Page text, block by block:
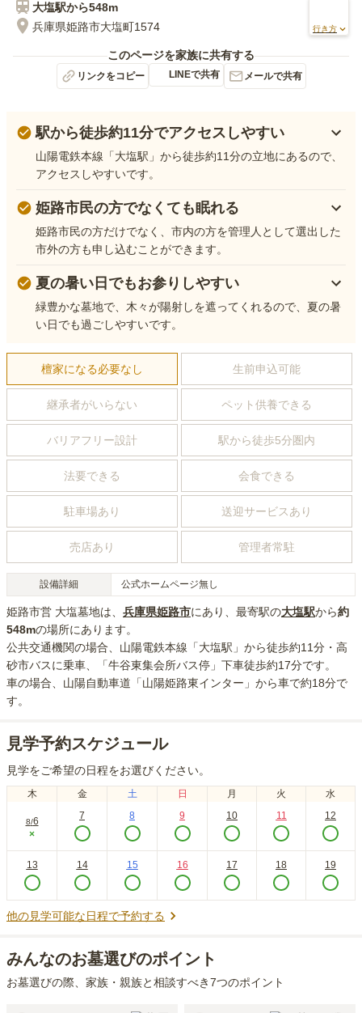
大塩駅から548m
兵庫県姫路市大塩町1574
行き方
このページを家族に共有する
リンクをコピー LINEで共有 メールで共有
駅から徒歩約11分でアクセスしやすい
山陽電鉄本線「大塩駅」から徒歩約11分の立地にあるので、
アクセスしやすいです。
姫路市民の方でなくても眠れる
姫路市民の方だけでなく、市内の方を管理人として選出した
市外の方も申し込むことができます。
夏の暑い日でもお参りしやすい
緑豊かな墓地で、木々が陽射しを遮ってくれるので、夏の暑
い日でも過ごしやすいです。
檀家になる必要なし 生前申込可能
継承者がいらない ペット供養できる
バリアフリー設計 駅から徒歩5分圏内
法要できる 会食できる
駐車場あり 送迎サービスあり
売店あり 管理者常駐
設備詳細 公式ホームページ無し
姫路市営 大塩墓地は、 兵庫県姫路市にあり 、最寄駅の大塩駅から約
548mの場所にあり ます。
公共交通機関の場合 、山陽電鉄本線「大塩駅」から徒歩約11分・高
砂市バスに乗車、「牛谷東集会所バス停」下車徒歩約17分です。
車の場合 、山陽自動車道「山陽姫路東インター」から車で約18分で
す。
見学予約スケジュール
見学をご希望の日程をお選びください。
木 金 土 日 月 火 水
8/6
×
7 8 9 10 11 12
13 14 15 16 17 18 19
他の見学可能な日程で予約する
みんなのお墓選びのポイント
お墓選びの際、家族・親族と相談すべき7つのポイント